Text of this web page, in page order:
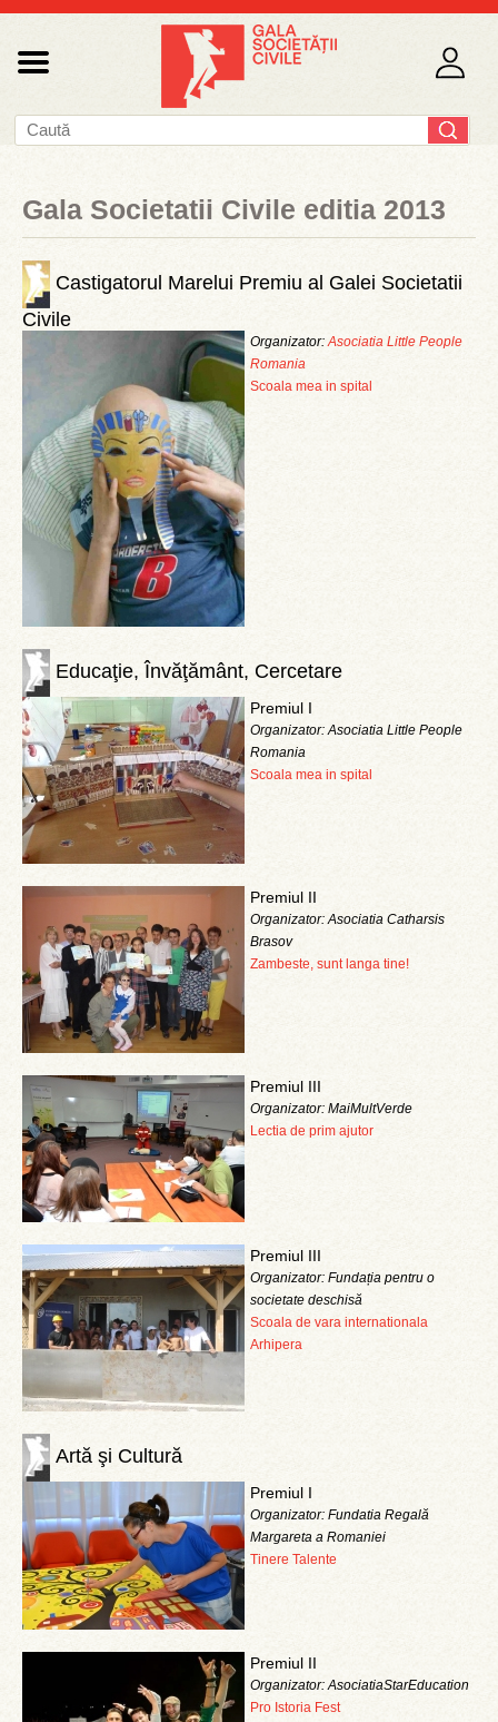
Gala Societatii Civile editia 2013
Castigatorul Marelui Premiu al Galei Societatii
Civile
Organizator:Asociatia Little People
Romania
Scoala mea in spital
Educaţie, Învăţământ, Cercetare
Premiul I
Organizator: Asociatia Little People
Romania
Scoala mea in spital
Premiul II
Organizator: Asociatia Catharsis
Brasov
Zambeste, sunt langa tine!
Premiul III
Organizator: MaiMultVerde
Lectia de prim ajutor
Premiul III
Organizator: Fundația pentru o
societate deschisă
Scoala de vara internationala
Arhipera
Artă şi Cultură
Premiul I
Organizator: Fundatia Regală
Margareta a Romaniei
Tinere Talente
Premiul II
Organizator: AsociatiaStarEducation
Pro Istoria Fest